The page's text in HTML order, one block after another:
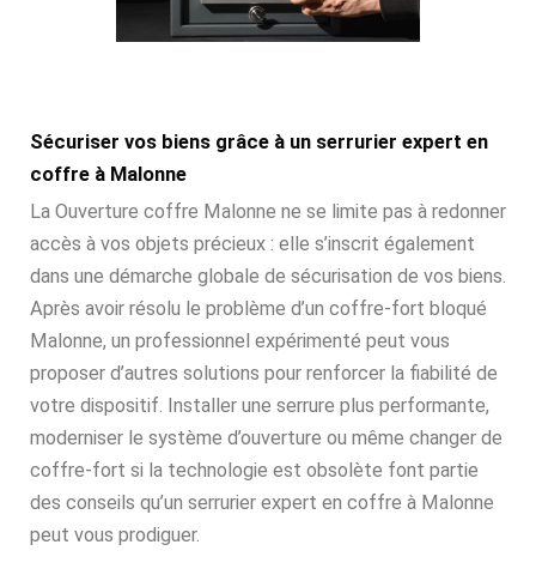
Sécuriser vos biens grâce à un serrurier expert en
coffre à Malonne
La Ouverture coffre Malonne ne se limite pas à redonner
accès à vos objets précieux : elle s’inscrit également
dans une démarche globale de sécurisation de vos biens.
Après avoir résolu le problème d’un coffre-fort bloqué
Malonne, un professionnel expérimenté peut vous
proposer d’autres solutions pour renforcer la fiabilité de
votre dispositif. Installer une serrure plus performante,
moderniser le système d’ouverture ou même changer de
coffre-fort si la technologie est obsolète font partie
des conseils qu’un serrurier expert en coffre à Malonne
peut vous prodiguer.